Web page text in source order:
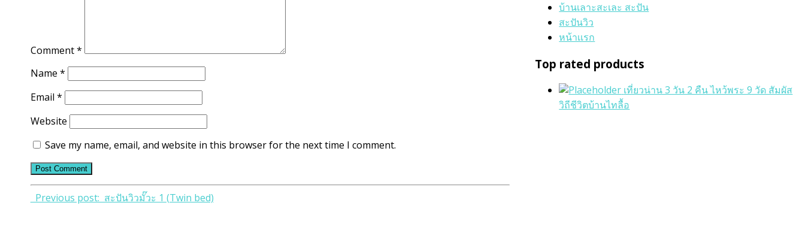
Comment*
Name *
Email *
Website
Save my name, email, and website in this browser for the next time I comment.
Post
Previous post: สะปันวิวมั๊วะ 1 (Twin bed)
บ้านเลาะสะเละ สะปัน
สะปันวิว
หน้าเเรก
Top rated products
เที่ยวน่าน 3 วัน 2 คืน ไหว้พระ 9 วัด สัมผัส
วิถีชีวิตบ้านไทลื้อ